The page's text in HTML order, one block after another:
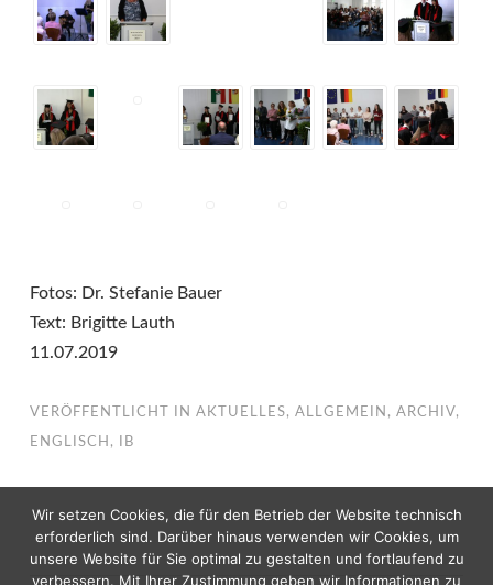
Fotos: Dr. Stefanie Bauer
Text: Brigitte Lauth
11.07.2019
VERÖFFENTLICHT IN AKTUELLES, ALLGEMEIN , ARCHIV,
ENGLISCH , IB
Wir setzen Cookies, die für den Betrieb der Website technisch
erforderlich sind. Darüber hinaus verwenden wir Cookies, um
unsere Website für Sie optimal zu gestalten und fortlaufend zu
verbessern. Mit Ihrer Zustimmung geben wir Informationen zu